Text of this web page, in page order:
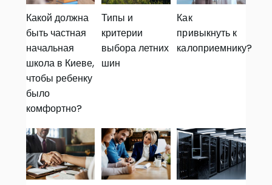
Какой должна
быть частная
начальная
школа в Киеве,
чтобы ребенку
было
комфортно?
Типы и
критерии
выбора летних
шин
Как
привыкнуть к
калоприемнику?